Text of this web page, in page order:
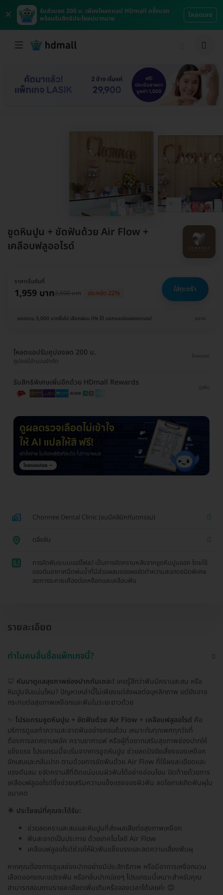
×
รับส่วนลด 200 บ. เพียงโหลดแอป HDmall ครั้งแรก
พร้อมรับสิทธิประโยชน์มากมาย
โหลดเลย
ขูดหินปูน + ขัดฟันด้วย Air Flow +
เคลือบฟลูออไรด์
ราคาเริ่มต้นที่
1,959 บาท2,500 บาท ประหยัด 22% ใส่ตะกร้า
ยอดรวม 3,000 บาทขึ้นไป เลือกผ่อน 0% ได้ บอกแอดมินของเราเลย! ขยาย
โหลดแอปรับคูปองลด 200 บ.
คูปองมีจำนวนจำกัด
โหลดเลย
รับสิทธิพิเศษเพิ่มอีกด้วย HDmall Rewards
ดูเพิ่ม
Chonnee Dental Clinic (ชนนีคลินิกทันตกรรม)
ตลิ่งชัน
1
การขัดฟันระบบแอร์โฟลว์ เป็นการขัดคราบหลังจากขูดหินปูนออก โดยใช้
แรงดันอากาศฉีดพ่นน้ำที่มีส่วนผสมของผงขัดทำความสะอาดชนิดพิเศษ
ลดการระคายเคืองต่อเหงือกและเคลือบฟัน
รายละเอียด
ทำไมคนอื่นซื้อแพ็กเกจนี้?
🦷 หันมาดูแลสุขภาพช่องปากกันเถอะ! เคยรู้สึกว่าฟันมีคราบสะสม หรือ
หินปูนจับแน่นไหม? ปัญหาเหล่านี้ไม่เพียงแต่ส่งผลต่อบุคลิกภาพ แต่ยังอาจ
กระทบต่อสุขภาพเหงือกและฟันในระยะยาวด้วย
โปรแกรมขูดหินปูน + ขัดฟันด้วย Air Flow + เคลือบฟลูออไรด์ คือ
บริการดูแลทำความสะอาดฟันอย่างครบถ้วน เหมาะกับทุกเพศทุกวัยที่
ต้องการลดคราบพลัค คราบชากาแฟ หรือผู้ที่อยากเสริมสุขภาพช่องปากให้
แข็งแรง โปรแกรมนี้จะเริ่มจากการขูดหินปูน ช่วยลดปัจจัยเสี่ยงของเหงือก
อักเสบและกลิ่นปาก ตามด้วยการขัดฟันด้วย Air Flow ที่ใช้ผงละเอียดและ
แรงดันลม ขจัดคราบสีที่ติดแน่นบนผิวฟันได้อย่างอ่อนโยน ปิดท้ายด้วยการ
เคลือบฟลูออไรด์ซึ่งช่วยเสริมความแข็งแรงของผิวฟัน ลดโอกาสเกิดฟันผุใน
อนาคต
🌟 ประโยชน์ที่คุณจะได้รับ:
ช่วยลดคราบสะสมและหินปูนที่ส่งผลเสียต่อสุขภาพเหงือก
ฟันสะอาดเป็นประกาย ด้วยเทคโนโลยี Air Flow
เคลือบฟลูออไรด์ช่วยให้ผิวฟันแข็งแรงและลดความเสี่ยงฟันผุ
หากคุณต้องการดูแลช่องปากอย่างมีประสิทธิภาพ หรือมีอาการเหงือกบวม
เลือดออกขณะแปรงฟัน หรือกลิ่นปากบ่อยๆ โปรแกรมนี้เหมาะสำหรับคุณ
สามารถสอบถามรายละเอียดเพิ่มเติมหรือจองเวลาได้เลยค่ะ 😊